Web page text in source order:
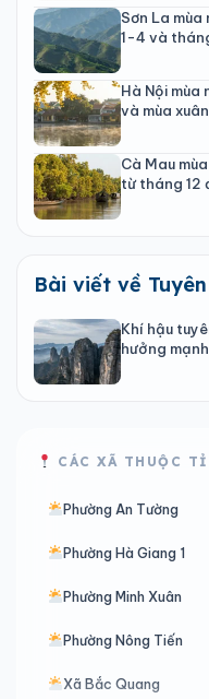
Sơn La
1-4 và
Hà Nội
và mùa
Cà Mau
từ tháng 12
Bài viết về
Khí hậu
hưởng
CÁC XÃ THUỘC
Phường An Tường
Phường Hà Giang 1
Phường Minh Xuân
Phường Nông Tiến
Xã Bắc Quang